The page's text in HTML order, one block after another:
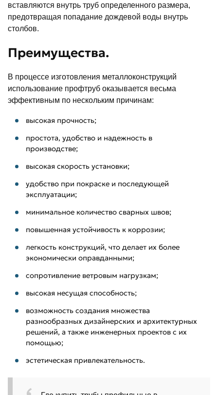
вставляются внутрь труб определенного размера,
предотвращая попадание дождевой воды внутрь
столбов.
Преимущества.
В процессе изготовления металлоконструкций
использование профтруб оказывается весьма
эффективным по нескольким причинам:
высокая прочность;
простота, удобство и надежность в
производстве;
высокая скорость установки;
удобство при покраске и последующей
эксплуатации;
минимальное количество сварных швов;
повышенная устойчивость к коррозии;
легкость конструкций, что делает их более
экономически оправданными;
сопротивление ветровым нагрузкам;
высокая несущая способность;
возможность создания множества
разнообразных дизайнерских и архитектурных
решений, а также инженерных проектов с их
помощью;
эстетическая привлекательность.